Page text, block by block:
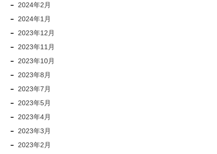
2024年2月
2024年1月
2023年12月
2023年11月
2023年10月
2023年8月
2023年7月
2023年5月
2023年4月
2023年3月
2023年2月